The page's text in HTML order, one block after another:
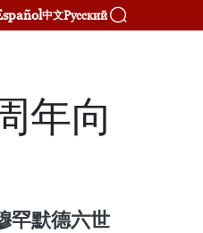
中文Русский
年向
罕默德六世